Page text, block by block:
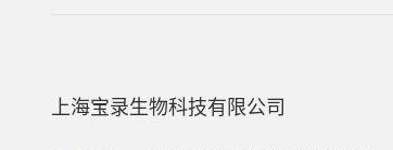
上海宝录生物科技有限公司